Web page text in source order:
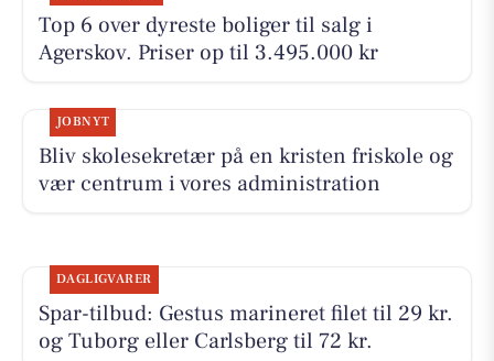
Top 6 over dyreste boliger til salg i
Agerskov. Priser op til 3.495.000 kr
JOBNYT
Bliv skolesekretær på en kristen friskole og
vær centrum i vores administration
DAGLIGVARER
Spar-tilbud: Gestus marineret filet til 29 kr.
og Tuborg eller Carlsberg til 72 kr.